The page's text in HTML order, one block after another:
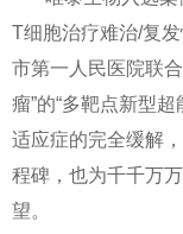
T细胞治疗难治/复
市第一人民医院联
瘤”的“多靶点新型
适应症的完全缓解
程碑，也为千千万
望。